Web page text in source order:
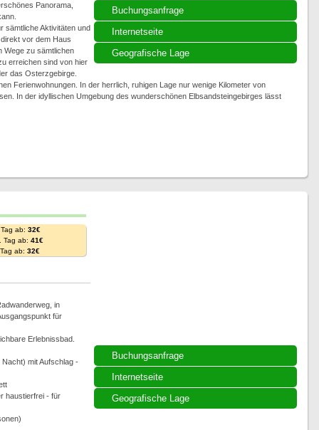
Buchungsanfrage
Internetseite
Geografische Lage
Panorama,
sämtliche Aktivitäten und
vor dem Haus
Wege zu sämtlichen
erreichen sind von hier
das Osterzgebirge.
Ferienwohnungen. In der herrlich, ruhigen Lage nur wenige Kilometer von
In der idyllischen Umgebung des wunderschönen Elbsandsteingebirges lässt
Buchungsanfrage
Internetseite
Geografische Lage
ab: 32€
Tag ab: 41€
ab: 32€
in
für
Erlebnissbad.
mit Aufschlag -
haustierfrei - für